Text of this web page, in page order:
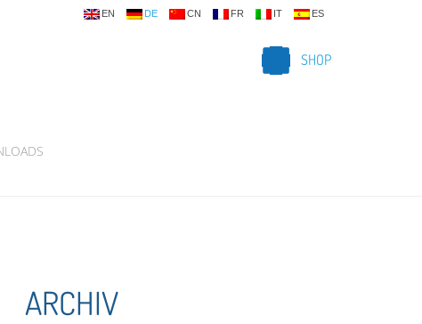
EN DE CN FR IT ES
SHOP
ARCHIV